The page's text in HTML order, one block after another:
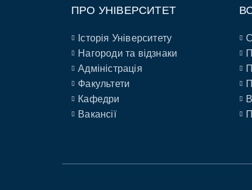
ПРО УНІВЕРСИТЕТ
Історія Університету
Нагороди та відзнаки
Адміністрація
Факультети
Кафедри
Вакансії